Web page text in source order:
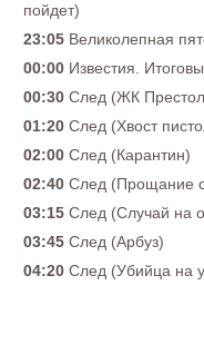
пойдет)
23:05 Великолепная
00:00 Известия.
00:30 След (ЖК
01:20 След (Хвост
02:00 След (Карантин)
02:40 След (Прощание
03:15 След (Случай на
03:45 След (Арбуз)
04:20 След (Убийца на